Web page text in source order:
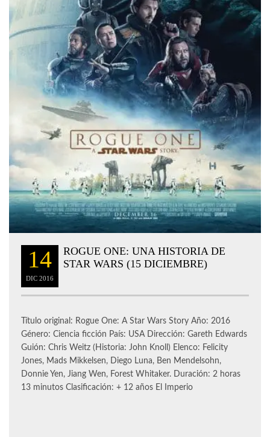
14
DIC 2016
ROGUE ONE: UNA HISTORIA DE
STAR WARS (15 DICIEMBRE)
Título original: Rogue One: A Star Wars Story Año: 2016
Género: Ciencia ficción País: USA Dirección: Gareth Edwards
Guión: Chris Weitz (Historia: John Knoll) Elenco: Felicity
Jones, Mads Mikkelsen, Diego Luna, Ben Mendelsohn,
Donnie Yen, Jiang Wen, Forest Whitaker. Duración: 2 horas
13 minutos Clasificación: + 12 años El Imperio